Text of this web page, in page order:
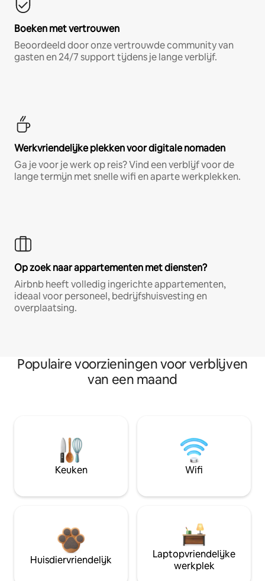
Boeken met vertrouwen
Beoordeeld door onze vertrouwde community van
gasten en 24/7 support tijdens je lange verblijf.
Werkvriendelijke plekken voor digitale nomaden
Ga je voor je werk op reis? Vind een verblijf voor de
lange termijn met snelle wifi en aparte werkplekken.
Op zoek naar appartementen met diensten?
Airbnb heeft volledig ingerichte appartementen,
ideaal voor personeel, bedrijfshuisvesting en
overplaatsing.
Populaire voorzieningen voor verblijven
van een maand
Keuken Wifi
Huisdiervriendelijk
Laptopvriendelijke
werkplek